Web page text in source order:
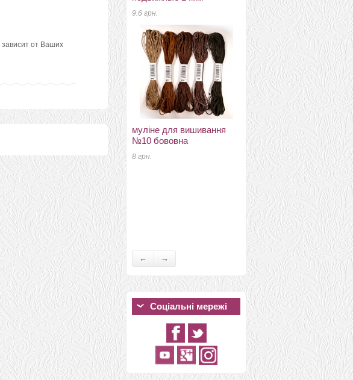
9.6 грн.
муліне для вишивання
№10 бововна
8 грн.
муліне для вишивання
№28 бововна
8 грн.
пряжа Пастила абрикос
180 грн.
← →
Соціальні мережі
зависит от Ваших